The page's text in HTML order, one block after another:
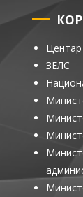
Центар
ЗЕЛС